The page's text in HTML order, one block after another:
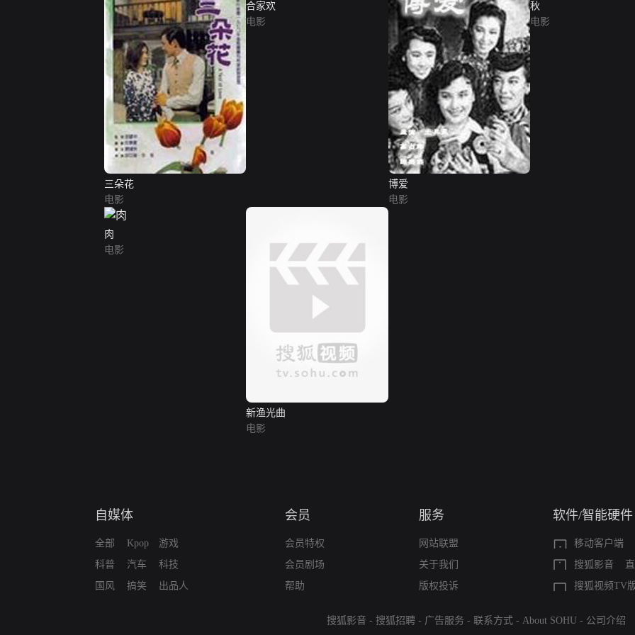
三朵花
电影
合家欢
电影
博爱
电影
秋
电影
肉
电影
新渔光曲
电影
自媒体
全部
科普
国风
Kpop
汽车
搞笑
游戏
科技
出品人
会员
会员特权
会员剧场
帮助
服务
网站联盟
关于我们
版权投诉
软件/智能硬件
移动客户端
搜狐影音
搜狐视频TV
搜狐影音 - 搜狐招聘 - 广告服务 - 联系方式 - About SOHU - 公司介绍